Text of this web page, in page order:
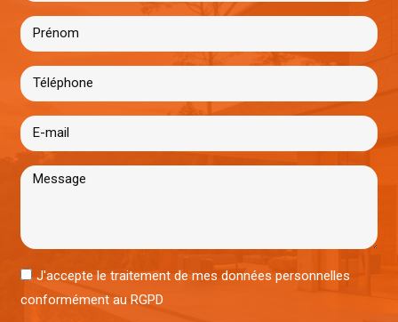
J'accepte le traitement de mes données personnelles
conformément au RGPD